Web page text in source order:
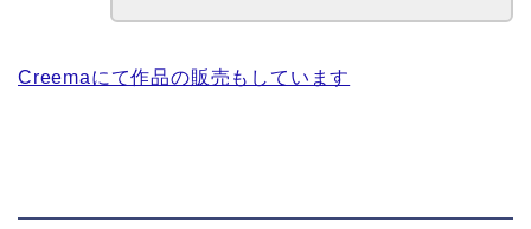
Creemaにて作品の販売もしています